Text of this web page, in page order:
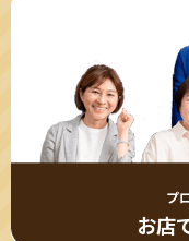
プ
お店